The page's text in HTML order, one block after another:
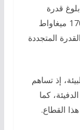
قدرة
إجمالية مركبة تصل إلى 3725 ميغاواط، منها 1700 ميغاواط
من إجمالي القدرة المتجددة
إذ تساهم
كما
القطاع.